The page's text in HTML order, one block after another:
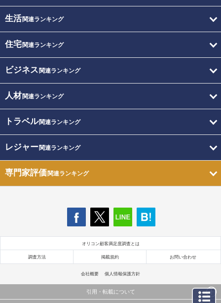
生活関連ランキング
住宅関連ランキング
ビジネス 関連ランキング
人材関連ランキング
トラベル関連ランキング
レジャー関連ランキング
専門家評価関連ランキング
オリコン顧客満足度調査とは
調査方法 掲載規約 お問い合わせ
会社概要 個人情報保護方針
引用・転載について